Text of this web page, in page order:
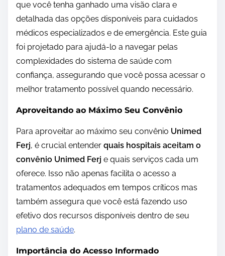
que você tenha ganhado uma visão clara e
detalhada das opções disponíveis para cuidados
médicos especializados e de emergência. Este guia
foi projetado para ajudá-lo a navegar pelas
complexidades do sistema de saúde com
confiança, assegurando que você possa acessar o
melhor tratamento possível quando necessário.
Aproveitando ao Máximo Seu Convênio
Para aproveitar ao máximo seu convênio Unimed
Ferj, é crucial entender quais hospitais aceitam o
convênio Unimed Ferj e quais serviços cada um
oferece. Isso não apenas facilita o acesso a
tratamentos adequados em tempos críticos mas
também assegura que você está fazendo uso
efetivo dos recursos disponíveis dentro de seu
plano de saúde.
Importância do Acesso Informado